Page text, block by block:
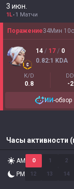
3 июн.
1L 1 Матчи
Поражение34Мин 10
14 / 17 / 0
0.82:1 KDA
K/D
0.8 -
ИИ-обзор
Часы активности
AM 0 1 2
PM 12 13 14